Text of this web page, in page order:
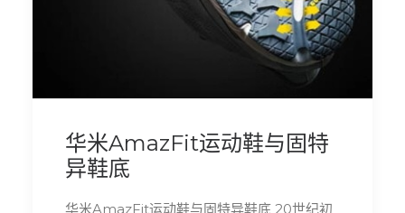
华米AmazFit运动鞋与固特
异鞋底
华米AmazFit运动鞋与固特异鞋底 20世纪初